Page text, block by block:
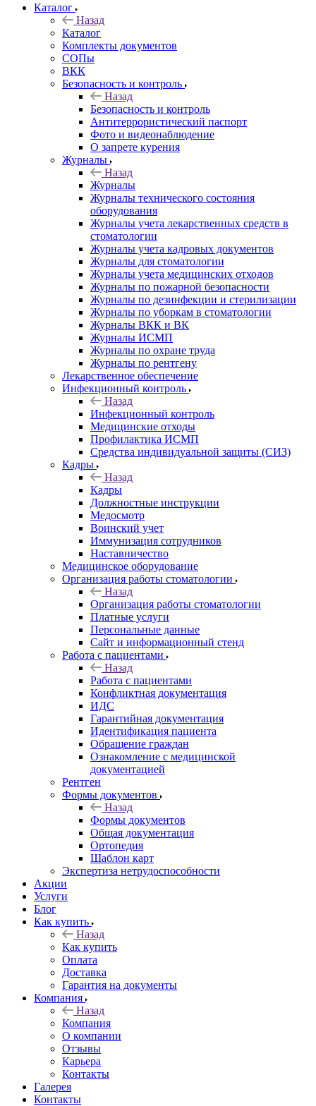
Каталог
Назад
Каталог
Комплекты документов
СОПы
ВКК
Безопасность и контроль
Назад
Безопасность и контроль
Антитеррористический паспорт
Фото и видеонаблюдение
О запрете курения
Журналы
Назад
Журналы
Журналы технического состояния
оборудования
Журналы учета лекарственных средств в
стоматологии
Журналы учета кадровых документов
Журналы для стоматологии
Журналы учета медицинских отходов
Журналы по пожарной безопасности
Журналы по дезинфекции и стерилизации
Журналы по уборкам в стоматологии
Журналы ВКК и ВК
Журналы ИСМП
Журналы по охране труда
Журналы по рентгену
Лекарственное обеспечение
Инфекционный контроль
Назад
Инфекционный контроль
Медицинские отходы
Профилактика ИСМП
Средства индивидуальной защиты (СИЗ)
Кадры
Назад
Кадры
Должностные инструкции
Медосмотр
Воинский учет
Иммунизация сотрудников
Наставничество
Медицинское оборудование
Организация работы стоматологии
Назад
Организация работы стоматологии
Платные услуги
Персональные данные
Сайт и информационный стенд
Работа с пациентами
Назад
Работа с пациентами
Конфликтная документация
ИДС
Гарантийная документация
Идентификация пациента
Обращение граждан
Ознакомление с медицинской
документацией
Рентген
Формы документов
Назад
Формы документов
Общая документация
Ортопедия
Шаблон карт
Экспертиза нетрудоспособности
Акции
Услуги
Блог
Как купить
Назад
Как купить
Оплата
Доставка
Гарантия на документы
Компания
Назад
Компания
О компании
Отзывы
Карьера
Контакты
Галерея
Контакты